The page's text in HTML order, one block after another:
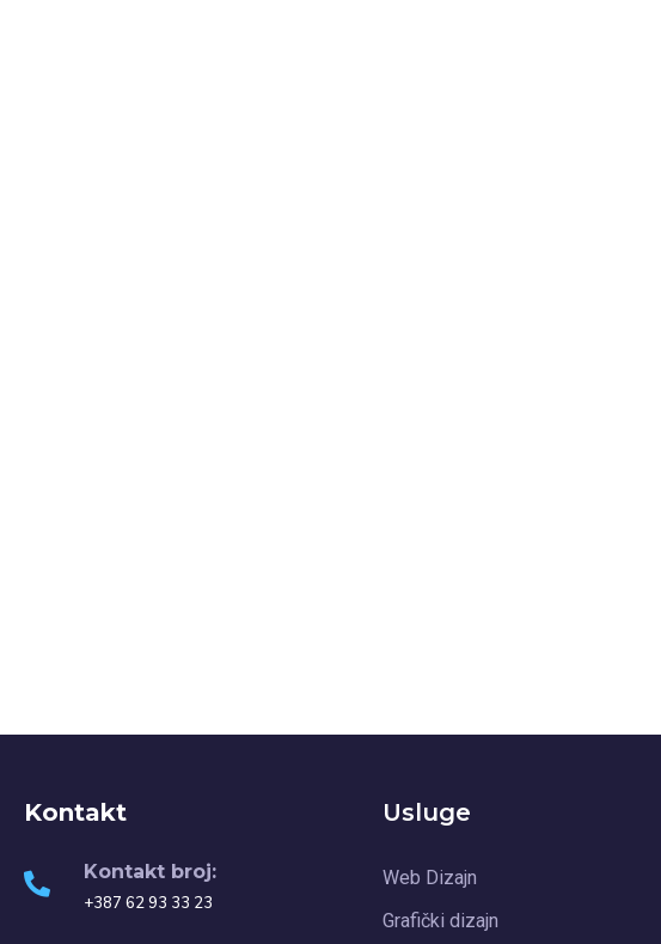
Kontakt
Kontakt broj:
+387 62 93 33 23
Usluge
Web Dizajn
Grafički dizajn